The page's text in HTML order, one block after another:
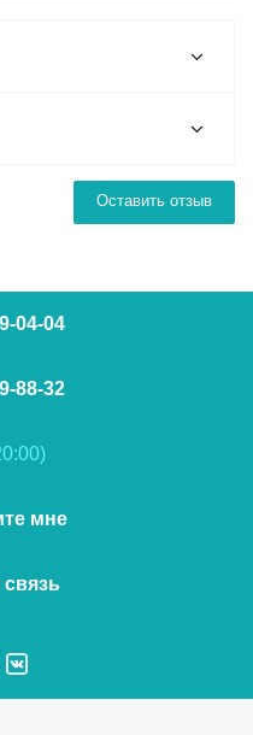
Оставить отзыв
04-04
88-32
мне